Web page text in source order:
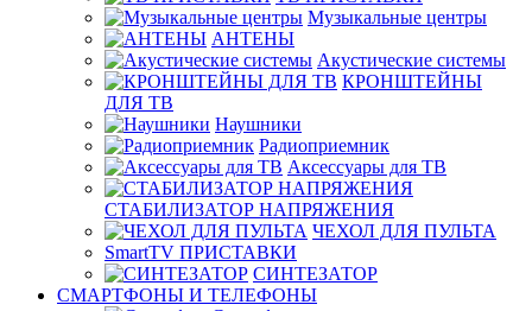
Музыкальные центры
АНТЕНЫ
Акустические системы
КРОНШТЕЙНЫ
ДЛЯ ТВ
Наушники
Радиоприемник
Аксессуары для ТВ
СТАБИЛИЗАТОР НАПРЯЖЕНИЯ
ЧЕХОЛ ДЛЯ ПУЛЬТА
SmartTV ПРИСТАВКИ
СИНТЕЗАТОР
СМАРТФОНЫ И ТЕЛЕФОНЫ